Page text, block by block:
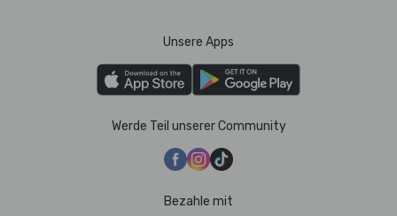
Unsere Apps
Werde Teil unserer Community
Bezahle mit